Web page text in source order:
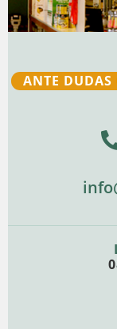
ANTE DUDAS